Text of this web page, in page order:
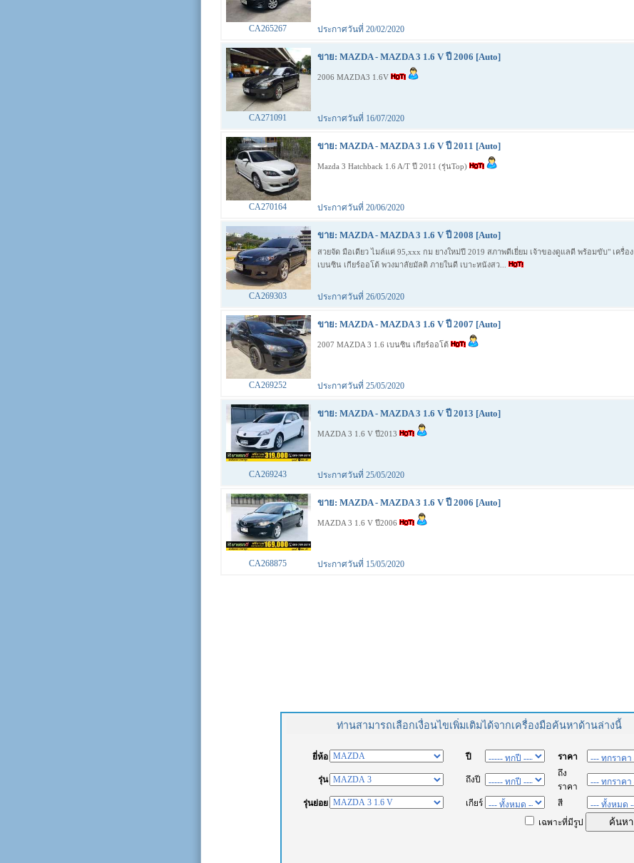
CA265267 ประกาศวันที่ 20/02/2020
ขาย: MAZDA - MAZDA 3 1.6 V ปี 2006 [Auto]
2006 MAZDA3 1.6V
CA271091 ประกาศวันที่ 16/07/2020
ขาย: MAZDA - MAZDA 3 1.6 V ปี 2011 [Auto]
Mazda 3 Hatchback 1.6 A/T ปี 2011 (รุ่นTop)
CA270164 ประกาศวันที่ 20/06/2020
ขาย: MAZDA - MAZDA 3 1.6 V ปี 2008 [Auto]
สวยจัด มือเดียว ไมล์แค่ 95,xxx กม ยางใหม่ปี 2019 สภาพดีเยี่ยม เจ้าของดูแลดี พร้อมขับ" เครื่อง
เบนซิน เกียร์ออโต้ พวงมาลัยมัลติ ภายในดี เบาะหนังสว...
CA269303 ประกาศวันที่ 26/05/2020
ขาย: MAZDA - MAZDA 3 1.6 V ปี 2007 [Auto]
2007 MAZDA 3 1.6 เบนซิน เกียร์ออโต้
CA269252 ประกาศวันที่ 25/05/2020
ขาย: MAZDA - MAZDA 3 1.6 V ปี 2013 [Auto]
MAZDA 3 1.6 V ปี2013
CA269243 ประกาศวันที่ 25/05/2020
ขาย: MAZDA - MAZDA 3 1.6 V ปี 2006 [Auto]
MAZDA 3 1.6 V ปี2006
CA268875 ประกาศวันที่ 15/05/2020
ท่านสามารถเลือกเงื่อนไขเพิ่มเติมได้จากเครื่องมือค้นหาด้านล่างนี้
ยี่ห้อ ปี ราคา
รุ่น ถึงปี
ถึง
ราคา
รุ่นย่อย
เกียร์
สี
เฉพาะที่มีรูป